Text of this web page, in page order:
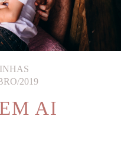
2019
AI